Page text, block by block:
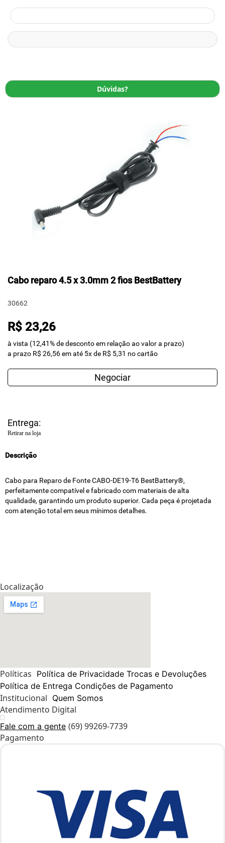
Dúvidas?
Cabo reparo 4.5 x 3.0mm 2 fios BestBattery
30662
R$ 23,26
à vista (12,41% de desconto em relação ao valor a prazo)
a prazo R$ 26,56 em até 5x de R$ 5,31 no cartão
Negociar
Entrega:
Retirar na loja
Descrição
Cabo para Reparo de Fonte CABO-DE19-T6 BestBattery®,
perfeitamente compatível e fabricado com materiais de alta
qualidade, garantindo um produto superior. Cada peça é projetada
com atenção total em seus mínimos detalhes.
Localização
Políticas Política de Privacidade Trocas e Devoluções
Política de Entrega Condições de Pagamento
Institucional Quem Somos
Atendimento Digital
Fale com a gente (69) 99269-7739
Pagamento